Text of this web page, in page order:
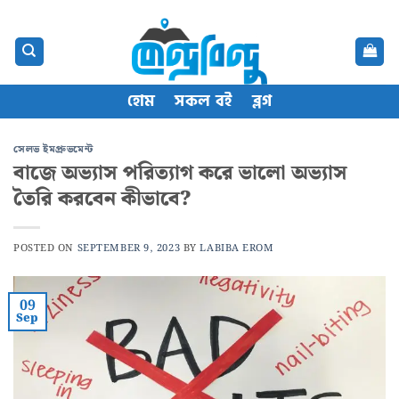
content
হোম সকল বই ব্লগ
সেলভ ইমপ্রুভমেন্ট
বাজে অভ্যাস পরিত্যাগ করে ভালো অভ্যাস
তৈরি করবেন কীভাবে?
POSTED ON SEPTEMBER 9, 2023 BYLABIBA EROM
09
Sep